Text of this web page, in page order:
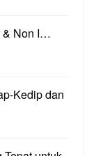
& Non I…
Kedip dan